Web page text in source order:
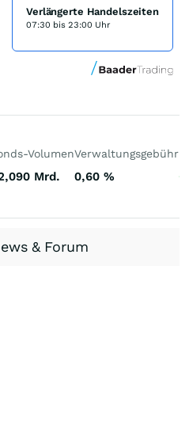
Verlängerte Handelszeiten
07:30 bis 23:00 Uhr
Volumen
Mrd.
Verwaltungsgebühr
0,60 %
& Forum